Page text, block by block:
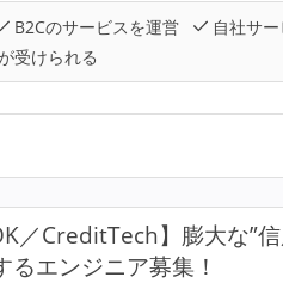
B2Cのサービスを運営
自社サ
受けられる
／CreditTech】膨大な”
エンジニア募集！